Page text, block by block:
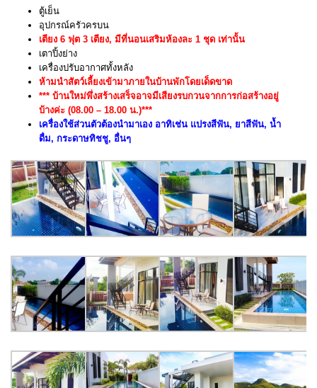
ตู้เย็น
อุปกรณ์ครัวครบน
เตียง 6 ฟุต 3 เตียง, มีที่นอนเสริมห้องละ 1 ชุด เท่านั้น
เตาปิ้งย่าง
เครื่องปรับอากาศทั้งหลัง
ห้ามนำสัตว์เลี้ยงเข้ามาภายในบ้านพักโดยเด็ดขาด
*** บ้านใหม่พึ่งสร้างเสร็จอาจมีเสียงรบกวนจากการก่อสร้างอยู่
บ้างค่ะ (08.00 – 18.00 น.)***
เครื่องใช้ส่วนตัวต้องนำมาเอง อาทิเช่น แปรงสีฟัน, ยาสีฟัน, น้ำ
ดื่ม, กระดาษทิชชู, อื่นๆ